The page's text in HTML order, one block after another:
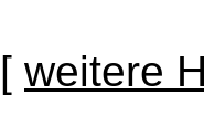
[ weitere